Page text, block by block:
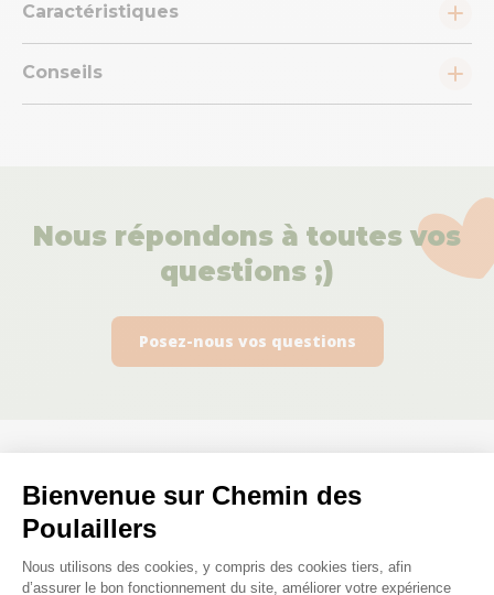
Bienvenue sur Chemin des
Poulaillers
Plateforme de Gestion du
Nous utilisons des cookies, y compris des cookies tiers, afin
d’assurer le bon fonctionnement du site, améliorer votre expérience
Caractéristiques
Conseils
Nous répondons à toutes vos
questions ;)
Posez-nous vos questions
Ces produits peuvent vous